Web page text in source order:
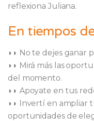
reflexiona Juliana.
En tiempos
◗◗ No te dejes ganar
◗◗ Mirá más las
del momento.
◗◗ Apoyate en tus
◗◗ Invertí en ampliar
oportunidades de